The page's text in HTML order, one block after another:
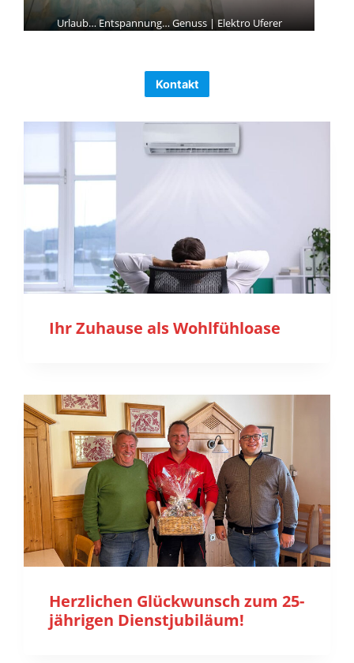
Urlaub… Entspannung… Genuss | Elektro Uferer
Kontakt
Ihr Zuhause als Wohlfühloase
Herzlichen Glückwunsch zum 25-
jährigen Dienstjubiläum!